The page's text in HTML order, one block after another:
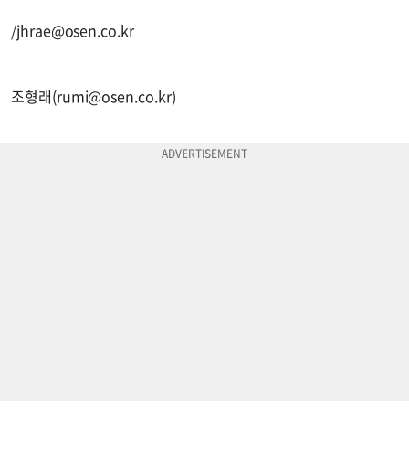
/jhrae@osen.co.kr
조형래(rumi@osen.co.kr)